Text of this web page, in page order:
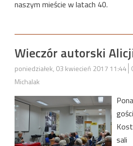
naszym mieście w latach 40.
Wieczór autorski
poniedziałek, 03 kwiecień 2017 11:44
Michalak